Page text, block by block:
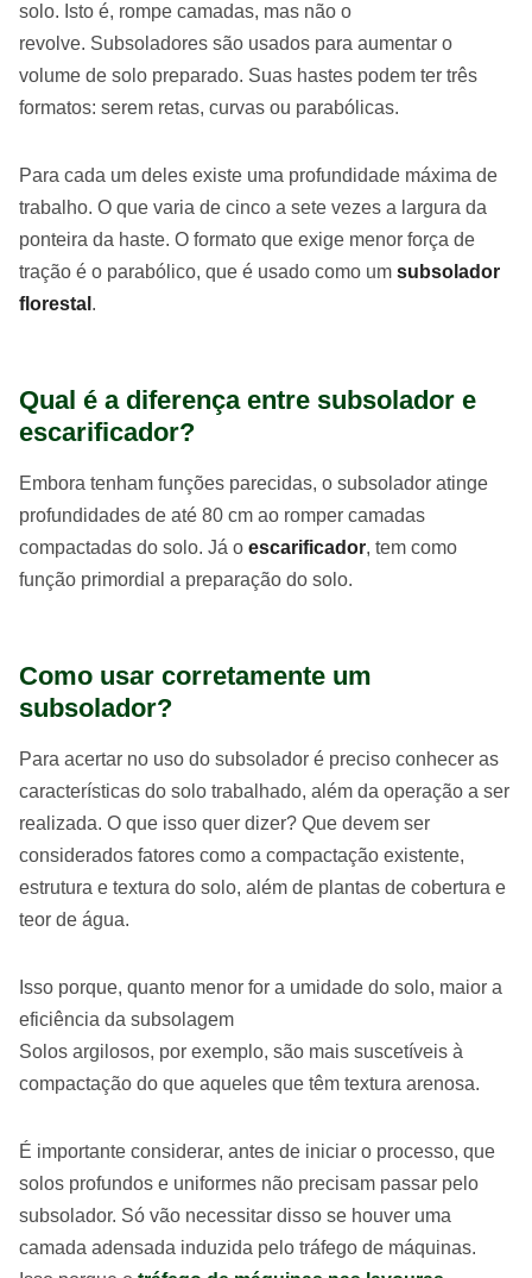
solo. Isto é, rompe camadas, mas não o
revolve. Subsoladores são usados para aumentar o
volume de solo preparado. Suas hastes podem ter três
formatos: serem retas, curvas ou parabólicas.
Para cada um deles existe uma profundidade máxima de
trabalho. O que varia de cinco a sete vezes a largura da
ponteira da haste. O formato que exige menor força de
tração é o parabólico, que é usado como um subsolador
florestal .
Qual é a diferença entre subsolador e
escarificador?
Embora tenham funções parecidas, o subsolador atinge
profundidades de até 80 cm ao romper camadas
compactadas do solo. Já o escarificador, tem como
função primordial a preparação do solo.
Como usar corretamente um
subsolador?
Para acertar no uso do subsolador é preciso conhecer as
características do solo trabalhado, além da operação a ser
realizada. O que isso quer dizer? Que devem ser
considerados fatores como a compactação existente,
estrutura e textura do solo, além de plantas de cobertura e
teor de água.
Isso porque, quanto menor for a umidade do solo, maior a
eficiência da subsolagem
Solos argilosos, por exemplo, são mais suscetíveis à
compactação do que aqueles que têm textura arenosa.
É importante considerar, antes de iniciar o processo, que
solos profundos e uniformes não precisam passar pelo
subsolador. Só vão necessitar disso se houver uma
camada adensada induzida pelo tráfego de máquinas.